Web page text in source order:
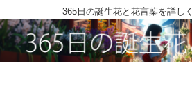
365日の誕生花と花言葉を詳し